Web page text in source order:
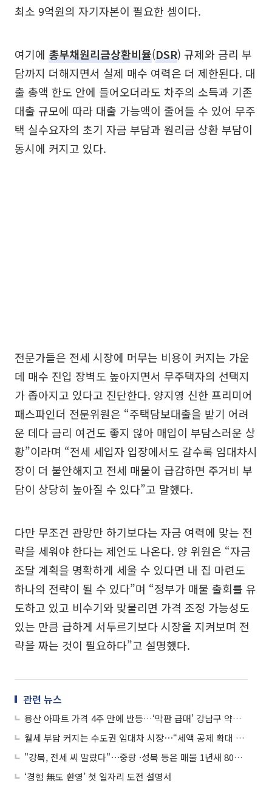
최소 9억원의 자기자본이 필요한 셈이다.
여기에 총부채원리금상환비율(DSR) 규제와 금리 부
담까지 더해지면서 실제 매수 여력은 더 제한된다. 대
출 총액 한도 안에 들어오더라도 차주의 소득과 기존
대출 규모에 따라 대출 가능액이 줄어들 수 있어 무주
택 실수요자의 초기 자금 부담과 원리금 상환 부담이
동시에 커지고 있다.
전문가들은 전세 시장에 머무는 비용이 커지는 가운
데 매수 진입 장벽도 높아지면서 무주택자의 선택지
가 좁아지고 있다고 진단한다. 양지영 신한 프리미어
패스파인더 전문위원은 “주택담보대출을 받기 어려
운 데다 금리 여건도 좋지 않아 매입이 부담스러운 상
황”이라며 “전세 세입자 입장에서도 갈수록 임대차시
장이 더 불안해지고 전세 매물이 급감하면 주거비 부
담이 상당히 높아질 수 있다”고 말했다.
다만 무조건 관망만 하기보다는 자금 여력에 맞는 전
략을 세워야 한다는 제언도 나온다. 양 위원은 “자금
조달 계획을 명확하게 세울 수 있다면 내 집 마련도
하나의 전략이 될 수 있다”며 “정부가 매물 출회를 유
도하고 있고 비수기와 맞물리면 가격 조정 가능성도
있는 만큼 급하게 서두르기보다 시장을 지켜보며 전
략을 짜는 것이 필요하다”고 설명했다.
관련 뉴스
용산 아파트 가격 4주 만에 반등…‘막판 급매’ 강남구 약세 지속
월세 부담 커지는 수도권 임대차 시장⋯“세액 공제 확대 등 대책 나와야“
"강북, 전세 씨 말랐다"⋯중랑 ·성북 등은 매물 1년새 80% 이상 줄어
‘경험 無도 환영’ 첫 일자리 도전 설명서